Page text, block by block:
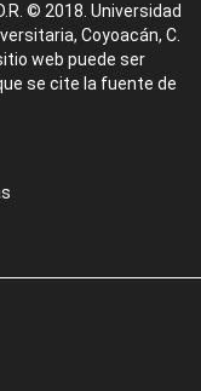
© 2018. Universidad
Coyoacán, C.
web puede ser
se cite la fuente de